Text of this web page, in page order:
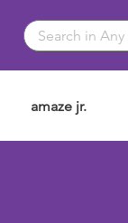
amaze jr.